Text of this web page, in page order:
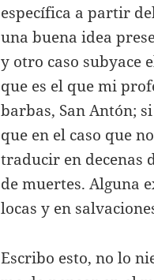
específica a partir
una buena idea
y otro caso subyace
que es el que mi
barbas, San Antón;
que en el caso que
traducir en decenas
de muertes. Alguna
locas y en
Escribo esto, no lo